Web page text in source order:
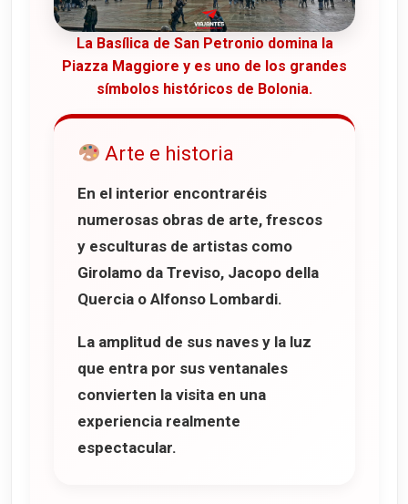
La Basílica de San Petronio domina la
Piazza Maggiore y es uno de los grandes
símbolos históricos de Bolonia.
Arte e historia
En el interior encontraréis
numerosas obras de arte, frescos
y esculturas de artistas como
Girolamo da Treviso, Jacopo della
Quercia o Alfonso Lombardi.
La amplitud de sus naves y la luz
que entra por sus ventanales
convierten la visita en una
experiencia realmente
espectacular.